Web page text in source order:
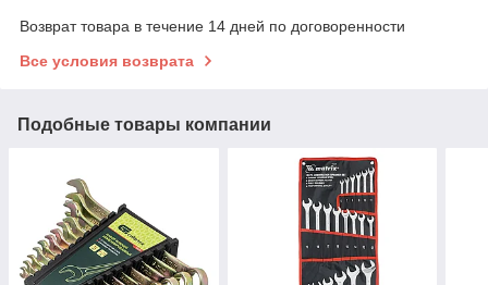
Возврат товара в течение 14 дней по договоренности
Все условия возврата
Подобные товары компании